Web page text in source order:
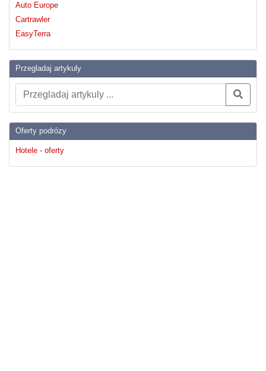
Auto Europe
Cartrawler
EasyTerra
Przegladaj artykuly
Oferty podrózy
Hotele - oferty